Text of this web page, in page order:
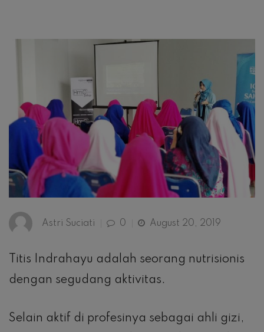
Astri Suciati 0 August 20, 2019
Titis Indrahayu adalah seorang nutrisionis
dengan segudang aktivitas.
Selain aktif di profesinya sebagai ahli gizi,